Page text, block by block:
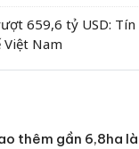
659,6 tỷ USD:
Nam
thêm gần 6,8ha